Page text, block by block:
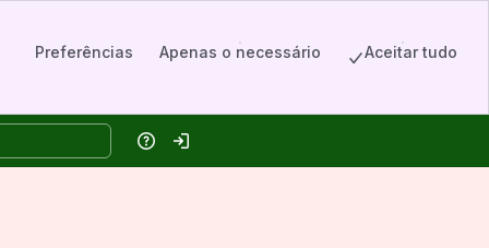
Preferências Apenas o necessário Aceitar tudo
AjudaEntrar